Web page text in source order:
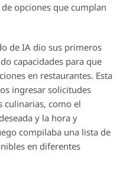
opciones que cumplan
de IA dio sus primeros
capacidades para que
en restaurantes. Esta
ingresar solicitudes
culinarias, como el
y la hora y
compilaba una lista de
en diferentes